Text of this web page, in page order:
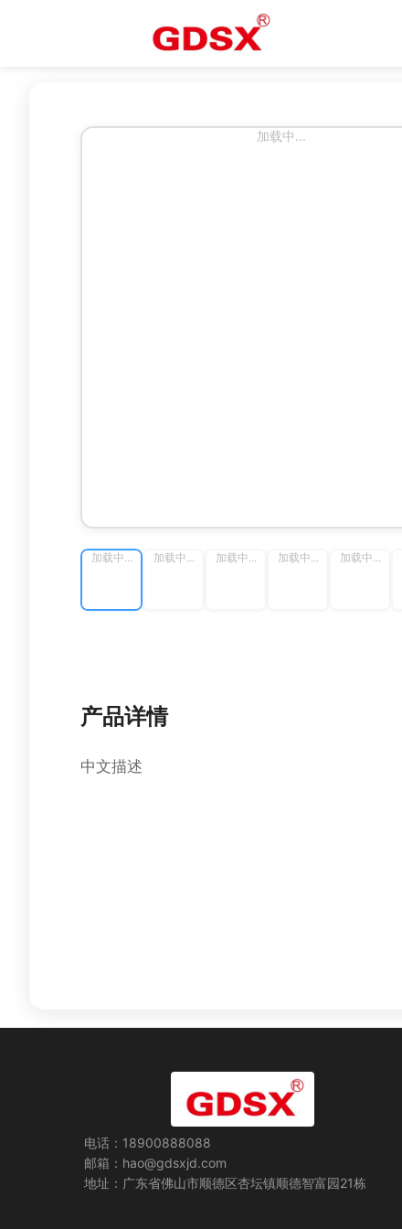
加载中...
加载中... 加载中... 加载中... 加载中... 加载中...
产品详情
中文描述
电话：18900888088
邮箱：hao@gdsxjd.com
地址：广东省佛山市顺德区杏坛镇顺德智富园21栋